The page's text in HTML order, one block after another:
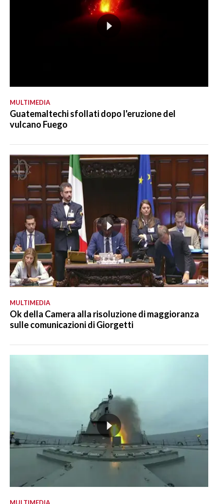
MULTIMEDIA
Guatemaltechi sfollati dopo l'eruzione del
vulcano Fuego
MULTIMEDIA
Ok della Camera alla risoluzione di maggioranza
sulle comunicazioni di Giorgetti
MULTIMEDIA